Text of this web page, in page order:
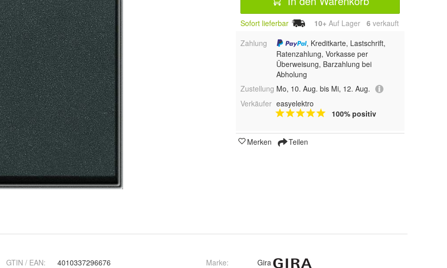
Sofort lieferbar 10+ Auf Lager 6 verkauft
Zahlung
, Kreditkarte, Lastschrift,
Ratenzahlung, Vorkasse per
Überweisung, Barzahlung bei
Abholung
Zustellung Mo, 10. Aug. bis Mi, 12. Aug.
Verkäufer easyelektro
100% positiv
Merken Teilen
GTIN / EAN: 4010337296676 Marke: Gira